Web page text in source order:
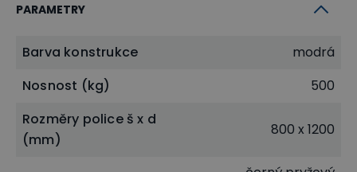
PARAMETRY
Barva konstrukce
modrá
Nosnost (kg)
500
Rozměry police š x d
(mm)
800 x 1200